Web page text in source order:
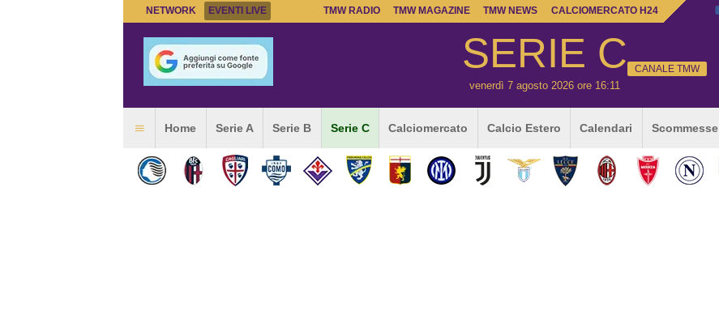
NETWORK EVENTI LIVE TMW RADIO TMW MAGAZINE TMW NEWS CALCIOMERCATO H24
SERIE C
venerdì 7 agosto 2026 ore 16:11
CANALE TMW
Home Serie A Serie B Serie C Calciomercato Calcio Estero Calendari Scommesse